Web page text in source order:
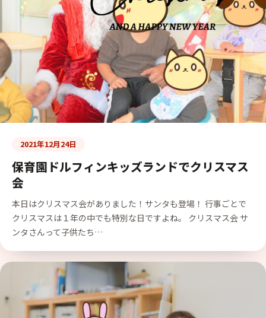
2021年12月24日
保育園ドルフィンキッズランドでクリスマス
会
本日はクリスマス会がありました！サンタも登場！ 行事ごとで
クリスマスは１年の中でも特別な日ですよね。 クリスマス会 サ
ンタさんって子供たち…